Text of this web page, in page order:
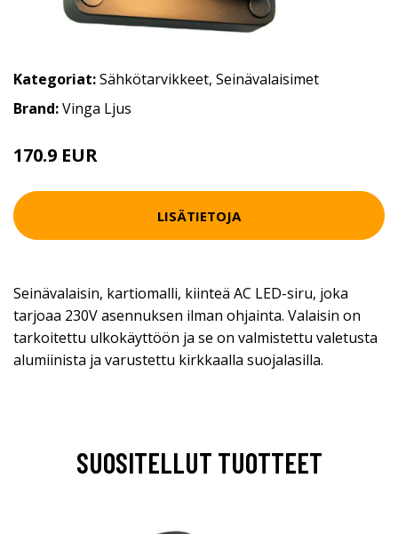
Kategoriat:Sähkötarvikkeet, Seinävalaisimet
Brand:Vinga Ljus
170.9 EUR
LISÄTIETOJA
Seinävalaisin, kartiomalli, kiinteä AC LED-siru, joka
tarjoaa 230V asennuksen ilman ohjainta. Valaisin on
tarkoitettu ulkokäyttöön ja se on valmistettu valetusta
alumiinista ja varustettu kirkkaalla suojalasilla.
SUOSITELLUT TUOTTEET